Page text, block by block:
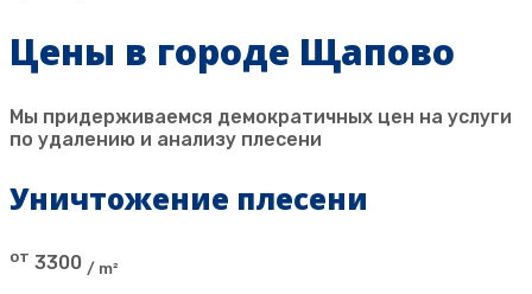
Цены в городе Щапово
Мы придерживаемся демократичных цен на услуги
по удалению и анализу плесени
Уничтожение плесени
от 3300 / m²